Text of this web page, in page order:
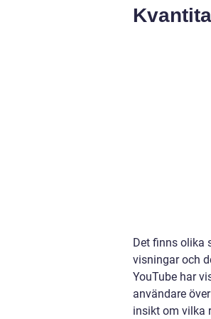
Det finns olika
visningar och
YouTube har
användare
insikt om vilka